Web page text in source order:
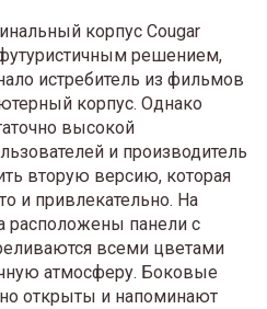
корпус Cougar
решением,
истребитель из фильмов
корпус. Однако
высокой
и производитель
вторую версию, которая
и привлекательно. На
расположены панели с
всеми цветами
атмосферу. Боковые
открыты и напоминают